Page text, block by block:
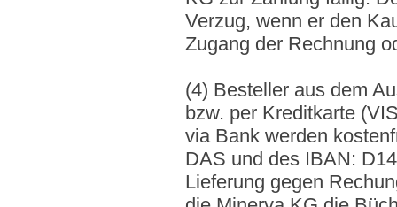
Verzug, wenn er den
Zugang der Rechnung
(4) Besteller aus dem
bzw. per Kreditkarte
via Bank werden
DAS und des IBAN:
Lieferung gegen